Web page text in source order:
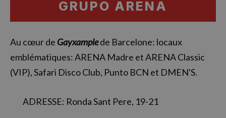
GRUPO ARENA
Au cœur de Gayxamplede Barcelone: locaux
emblématiques: ARENA Madre et ARENA Classic
(VIP), Safari Disco Club, Punto BCN et DMEN'S.
ADRESSE: Ronda Sant Pere, 19-21